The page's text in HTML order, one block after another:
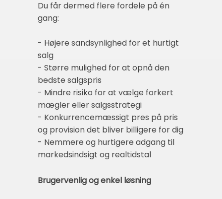
Du får dermed flere fordele på én
gang:
- Højere sandsynlighed for et hurtigt
salg
- Større mulighed for at opnå den
bedste salgspris
- Mindre risiko for at vælge forkert
mægler eller salgsstrategi
- Konkurrencemæssigt pres på pris
og provision det bliver billigere for dig
- Nemmere og hurtigere adgang til
markedsindsigt og realtidstal
Brugervenlig og enkel løsning